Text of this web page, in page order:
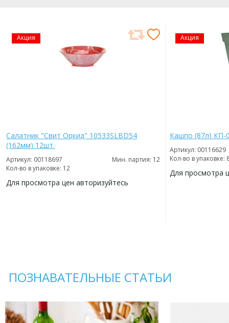
Акция
Салатник "Свит Оркид" 10533SLBD54
(162мм) 12шт.
Артикул: 00118697
Мин. партия: 12
Кол-во в упаковке: 12
Для просмотра цен авторизуйтесь
Акция
Кашпо (87л) КП-
Артикул: 00116629
Кол-во в упаковке:
Для просмотра
ПОЗНАВАТЕЛЬНЫЕ СТАТЬИ